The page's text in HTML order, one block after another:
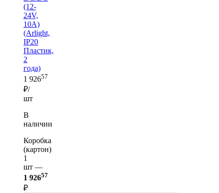
(12-
24V,
10A)
(Arlight,
IP20
Пластик,
2
года)
1 92657
₽/
шт
В
наличии
Коробка
(картон)
1
шт —
1 92657
₽